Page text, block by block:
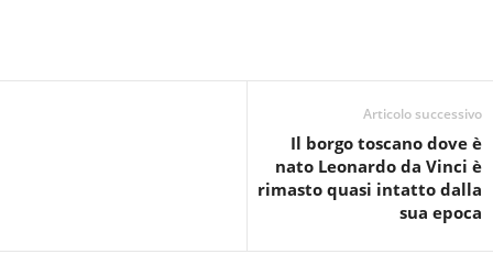
Articolo successivo
Il borgo toscano dove è
nato Leonardo da Vinci è
rimasto quasi intatto dalla
sua epoca